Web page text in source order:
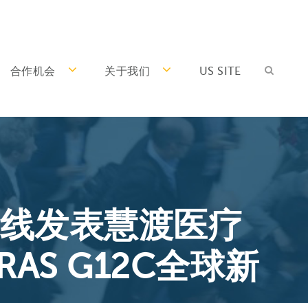
合作机会 关于我们 US SITE
发表慧渡医疗
G12C全球新